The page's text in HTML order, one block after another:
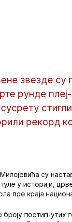
звезде су
рунде
рекорд
су
у историји,
пре краја
постигнутих